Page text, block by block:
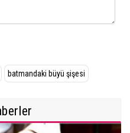
batmandaki büyü şişesi